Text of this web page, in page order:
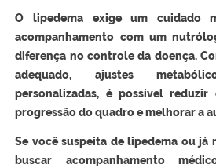
O lipedema exige um cuidado
acompanhamento com um
diferença no controle da doença.
adequado, ajustes
personalizadas, é possível
progressão do quadro e melhorar a
Se você suspeita de lipedema ou já
buscar acompanhamento